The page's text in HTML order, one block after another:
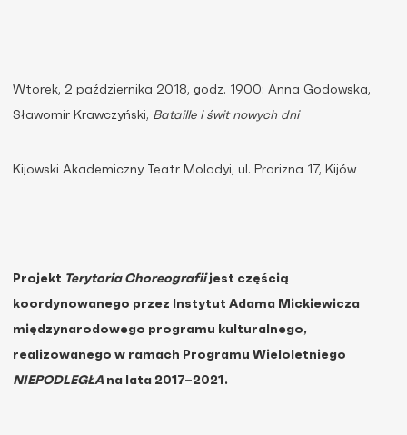
Wtorek, 2 października 2018, godz. 19.00: Anna Godowska,
Sławomir Krawczyński, Bataille i świt nowych dni
Kijowski Akademiczny Teatr Molodyi, ul. Prorizna 17, Kijów
Projekt Terytoria Choreografiijest częścią
koordynowanego przez Instytut Adama Mickiewicza
międzynarodowego programu kulturalnego,
realizowanego w ramach Programu Wieloletniego
NIEPODLEGŁA na lata 2017–2021.